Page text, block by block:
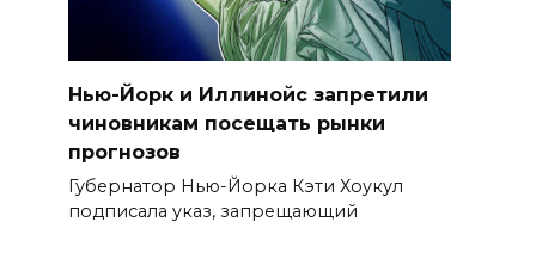
Нью-Йорк и Иллинойс запретили
чиновникам посещать рынки
прогнозов
Губернатор Нью-Йорка Кэти Хоукул
подписала указ, запрещающий